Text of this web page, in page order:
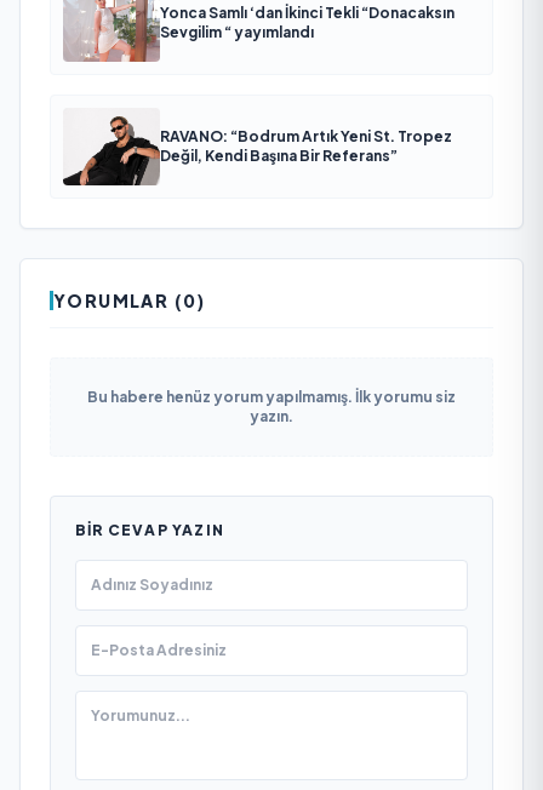
Yonca Samlı ‘dan İkinci Tekli “Donacaksın
Sevgilim “ yayımlandı
RAVANO: “Bodrum Artık Yeni St. Tropez
Değil, Kendi Başına Bir Referans”
YORUMLAR (0)
Bu habere henüz yorum yapılmamış. İlk yorumu siz
yazın.
BIR CEVAP YAZIN